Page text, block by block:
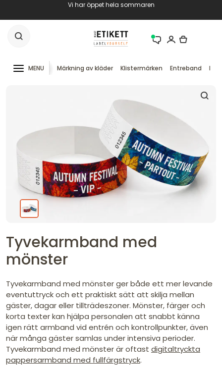
Vi har öppet hela sommaren
MENU Märkning av kläder Klistermärken Entreband RFID
Tyvekarmband med
mönster
Tyvekarmband med mönster ger både ett mer levande
eventuttryck och ett praktiskt sätt att skilja mellan
gäster, dagar eller tillträdeszoner. Mönster, färger och
korta texter kan hjälpa personalen att snabbt känna
igen rätt armband vid entrén och kontrollpunkter, även
när många gäster samlas under intensiva perioder.
Tyvekarmband med mönster är oftast digitaltryckta
pappersarmband med fullfärgstryck.